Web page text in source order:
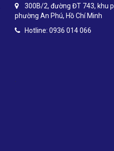
300B/2, đường ĐT 743, khu
phường An Phú, Hồ Chí Minh
Hotline: 0936 014 066
.